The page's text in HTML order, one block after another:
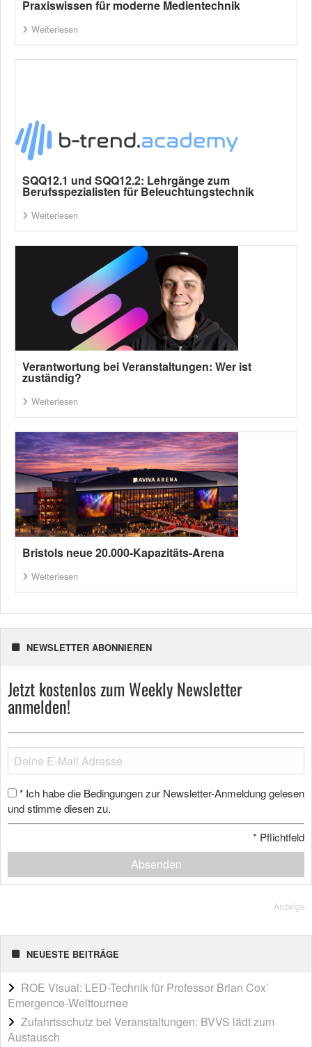
Praxiswissen für moderne Medientechnik
Weiterlesen
SQQ12.1 und SQQ12.2: Lehrgänge zum
Berufsspezialisten für Beleuchtungstechnik
Weiterlesen
Verantwortung bei Veranstaltungen: Wer ist
zuständig?
Weiterlesen
Bristols neue 20.000-Kapazitäts-Arena
Weiterlesen
NEWSLETTER ABONNIEREN
Jetzt kostenlos zum Weekly Newsletter
anmelden!
* Ich habe die Bedingungen zur Newsletter-Anmeldung gelesen
und stimme diesen zu.
* Pflichtfeld
Absenden
Anzeige
NEUESTE BEITRÄGE
ROE Visual: LED-Technik für Professor Brian Cox’
Emergence-Welttournee
Zufahrtsschutz bei Veranstaltungen: BVVS lädt zum
Austausch